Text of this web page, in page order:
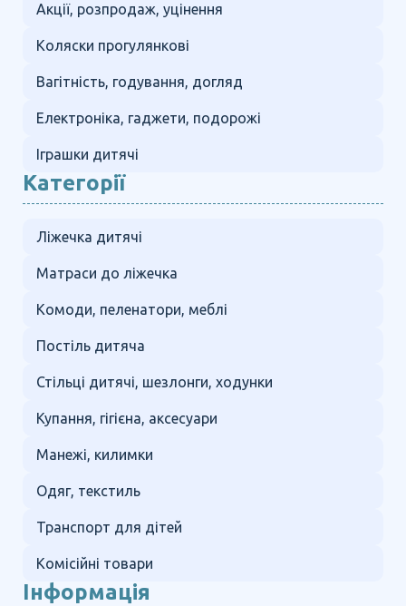
Акції, розпродаж, уцінення
Коляски прогулянкові
Вагітність, годування, догляд
Електроніка, гаджети, подорожі
Іграшки дитячі
Категорії
Ліжечка дитячі
Матраси до ліжечка
Комоди, пеленатори, меблі
Постіль дитяча
Стільці дитячі, шезлонги, ходунки
Купання, гігієна, аксесуари
Манежі, килимки
Одяг, текстиль
Транспорт для дітей
Комісійні товари
Інформація